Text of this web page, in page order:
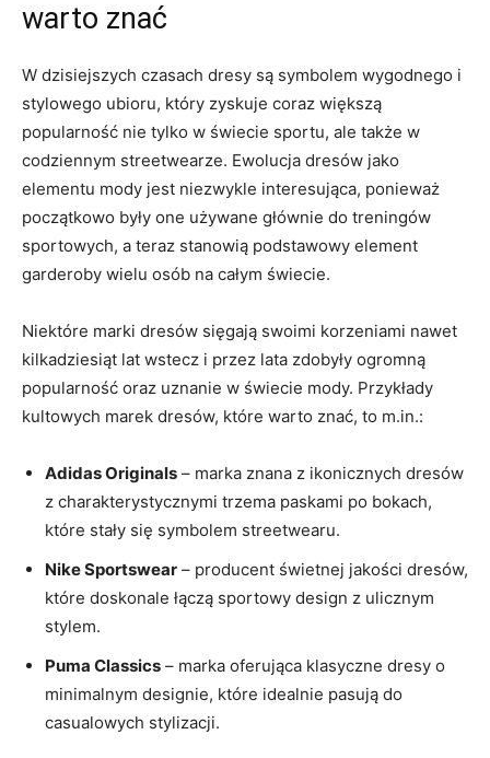
⁤warto znać
W dzisiejszych⁢ czasach dresy ⁤są symbolem wygodnego i
stylowego ubioru, który zyskuje coraz większą
popularność⁣ nie tylko w świecie sportu, ale także w
codziennym streetwearze. Ewolucja ‌dresów jako
elementu mody jest ⁣niezwykle interesująca, ponieważ
początkowo były one używane głównie do treningów
sportowych, a teraz stanowią ⁤podstawowy element
garderoby wielu osób na całym świecie.
Niektóre marki dresów‍ sięgają‍ swoimi korzeniami​ nawet
kilkadziesiąt lat wstecz i przez lata ⁤zdobyły⁣ ogromną
popularność oraz uznanie‌ w świecie mody. Przykłady
kultowych marek dresów,⁣ które warto znać, to m.in.:
Adidas Originals – marka znana z ikonicznych dresów
z charakterystycznymi​ trzema paskami ⁣po bokach,⁢
które ‌stały się symbolem streetwearu.
Nike Sportswear – producent świetnej jakości‍ dresów,
które doskonale łączą sportowy design z ulicznym
stylem.
Puma Classics – marka oferująca klasyczne dresy o
minimalnym designie, które idealnie pasują do
‍casualowych ‍stylizacji.